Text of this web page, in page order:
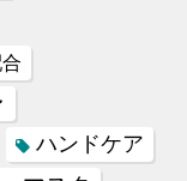
ハンドケア